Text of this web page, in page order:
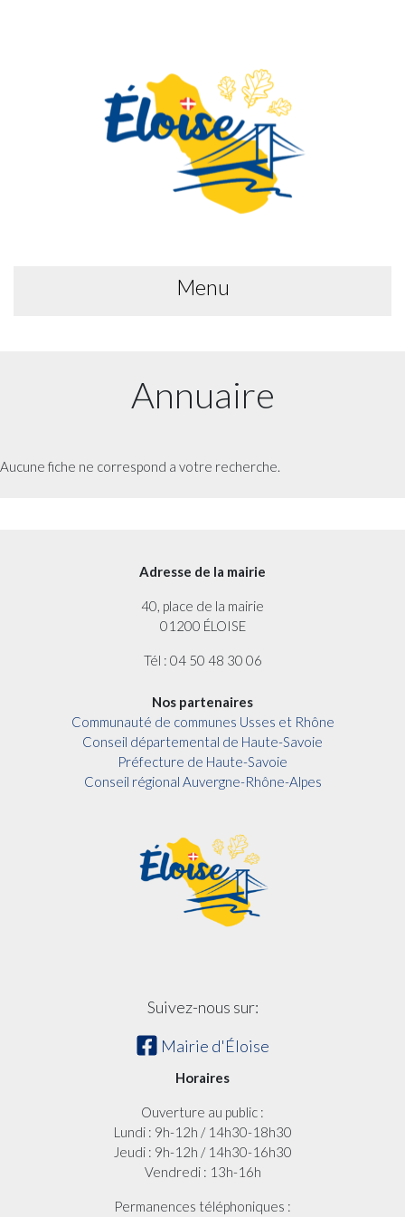
Menu
Annuaire
Aucune fiche ne correspond a votre recherche.
Adresse de la mairie
40, place de la mairie
01200 ÉLOISE
Tél : 04 50 48 30 06
Nos partenaires
Communauté de communes Usses et Rhône
Conseil départemental de Haute-Savoie
Préfecture de Haute-Savoie
Conseil régional Auvergne-Rhône-Alpes
Suivez-nous sur:
Mairie d'Éloise
Horaires
Ouverture au public :
Lundi : 9h-12h / 14h30-18h30
Jeudi : 9h-12h / 14h30-16h30
Vendredi : 13h-16h
Permanences téléphoniques :